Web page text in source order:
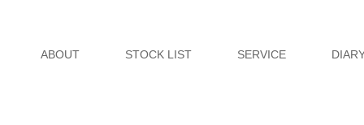
ABOUT STOCK LIST SERVICE